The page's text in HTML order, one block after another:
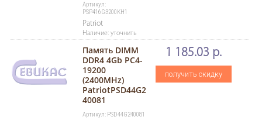
Артикул:
PSP416G3200KH1
Patriot
Наличие: уточнить
Память DIMM
DDR4 4Gb PC4-
19200
(2400MHz)
PatriotPSD44G2
40081
Артикул: PSD44G240081
1 185.03 р.
получить скидку